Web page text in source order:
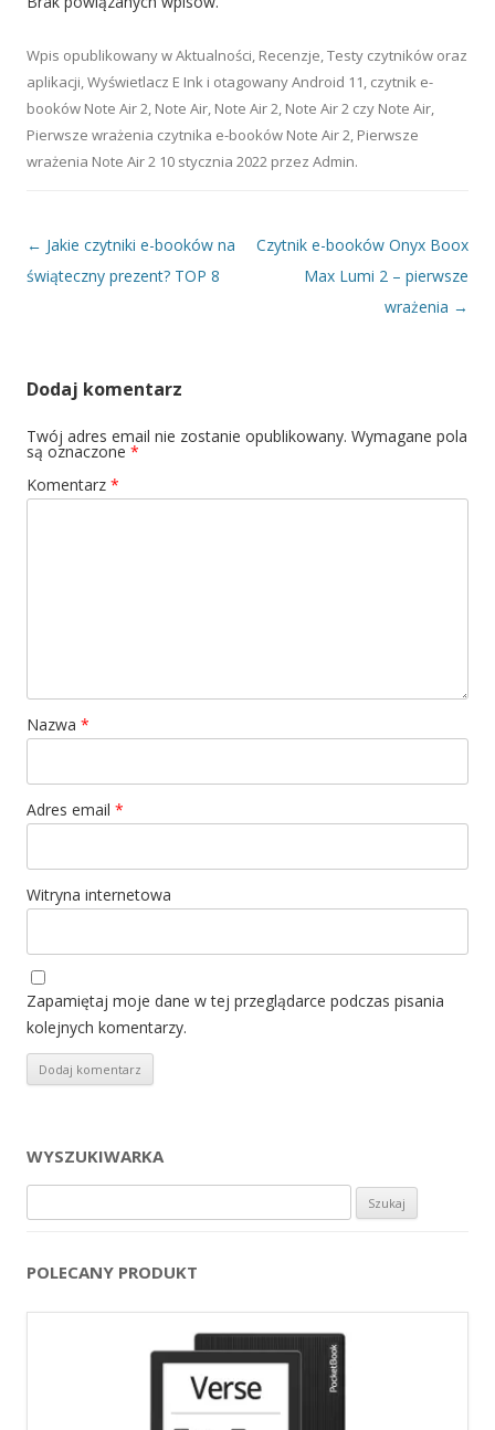
Wpis opublikowany wAktualności, Recenzje,Testy czytników oraz
aplikacji,Wyświetlacz E Ink i otagowanyAndroid 11, czytnik e-
booków Note Air 2, Note Air, Note Air 2, Note Air 2 czy Note Air,
Pierwsze wrażenia czytnika e-booków Note Air 2, Pierwsze
wrażenia Note Air 2 10 stycznia 2022 przez Admin.
Nawigacja wpisu
← Jakie czytniki e-booków na
świąteczny prezent? TOP 8
Czytnik e-booków Onyx Boox
Max Lumi 2 – pierwsze
wrażenia →
Dodaj komentarz
Twój adres email nie zostanie opublikowany. Wymagane pola
są oznaczone *
Komentarz *
Nazwa *
Adres email *
Witryna internetowa
Zapamiętaj moje dane w tej przeglądarce podczas pisania
kolejnych komentarzy.
WYSZUKIWARKA
POLECANY PRODUKT